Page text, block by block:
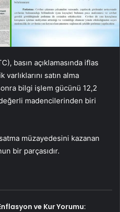
basın açıklamasında iflas
varlıklarını satın alma
bilgi işlem gücünü 12,2
madencilerinden biri
müzayedesini kazanan
bir parçasıdır.
ve Kur Yorumu: